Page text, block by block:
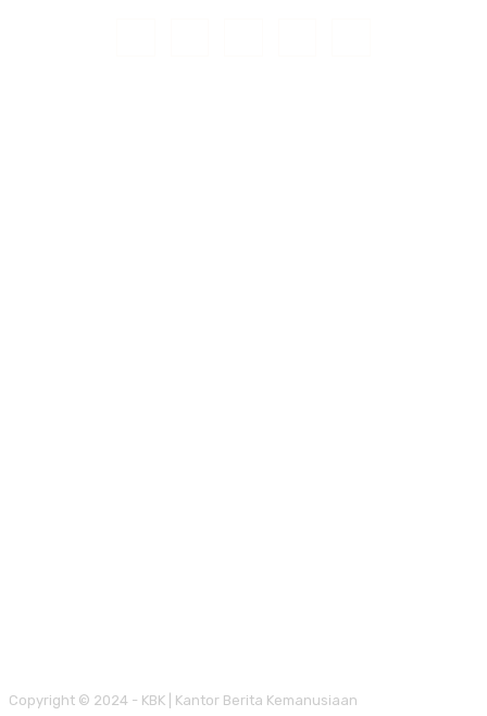
Copyright © 2024 - KBK | Kantor Berita Kemanusiaan